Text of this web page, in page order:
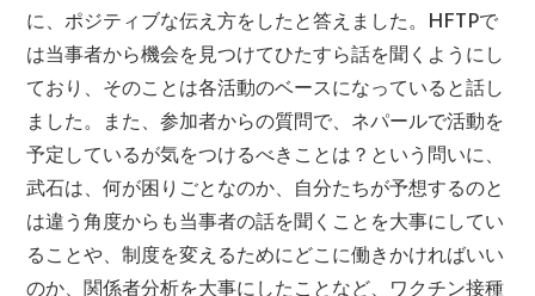
に、ポジティブな伝え方をしたと答えました。HFTPで
は当事者から機会を見つけてひたすら話を聞くようにし
ており、そのことは各活動のベースになっていると話し
ました。また、参加者からの質問で、ネパールで活動を
予定しているが気をつけるべきことは？という問いに、
武石は、何が困りごとなのか、自分たちが予想するのと
は違う角度からも当事者の話を聞くことを大事にしてい
ることや、制度を変えるためにどこに働きかければいい
のか、関係者分析を大事にしたことなど、ワクチン接種